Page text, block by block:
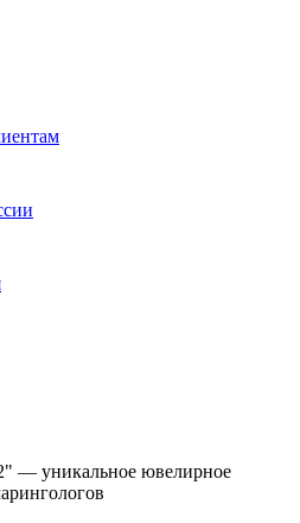
— уникальное ювелирное